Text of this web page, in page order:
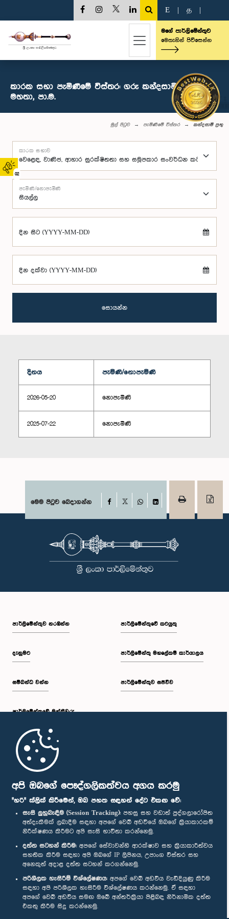
අපි ඔබගේ පෞද්ගලිකත්වය අගය කරමු
"හරි" ක්ලික් කිරීමෙන්, ඔබ පහත සඳහන් දේට එකඟ වේ:
සැසි ලුහුබැඳීම (Session Tracking): පහසු සහ වඩාත් පුද්ගලාරෝපිත
අත්දැකීමක් ලබාදීම සඳහා අපගේ වෙබ් අඩවියේ ඔබගේ ක්‍රියාකාරකම්
නිරීක්ෂණය කිරීමට අපි සැසි භාවිතා කරන්නෙමු.
දත්ත සටහන් කිරීම: අපගේ සේවාවන්හි ආරක්ෂාව සහ ක්‍රියාකාරීත්වය
සහතික කිරීම සඳහා අපි ඔබගේ IP ලිපිනය, උපාංග විස්තර සහ
අනෙකුත් අදාළ දත්ත සටහන් කරගන්නෙමු.
පරිශීලක හැසිරීම් විශ්ලේෂණය: අපගේ වෙබ් අඩවිය වැඩිදියුණු කිරීම
සඳහා අපි පරිශීලක හැසිරීම විශ්ලේෂණය කරන්නෙමු. ඒ සඳහා
අපගේ වෙබ් අඩවිය සමඟ ඔබේ අන්තර්ක්‍රියා පිළිබඳ නිර්නාමික දත්ත
එකතු කිරීම සිදු කරන්නෙමු.
02
E த
මගේ පාර්ලිමේන්තුව
මෙතැනින් පිවිසෙන්න
කාරක සභා පැමිණීමේ විස්තර: ගරු කන්දසාමි ප්‍රභු
මහතා, පා.ම.
මුල් පිටුව පැමිණීමේ විස්තර කන්දසාමි ප්‍රභු
කාරක සභාව
පැමිණි/නොපැමිණි
දින සිට (YYYY-MM-DD)
දින දක්වා (YYYY-MM-DD)
සොයන්න
දිනය පැමිණි/නොපැමිණි
2026-05-20 නොපැමිණි
2025-07-22 නොපැමිණි
මෙම පිටුව බෙදාගන්න Facebook
WhatsAppLinkedIn
පාර්ලි‌මේන්තුව නරඹන්න
දැනුමට
සම්බන්ධ වන්න
පාර්ලි‌මේන්තුවේ මන්ත්‍රීවරු
මුල් පිටුව
පාර්ලිමේන්තුවේ කටයුතු
පාර්ලිමේන්තු මහලේකම් කාර්යාලය
පාර්ලිමේන්තුව සජීවීව
පාර්ලිමේන්තු ජංගම යෙදුම
අප හා සම්බන්ධ වී සිටින්න :
සම්මාන
පෞද්ගලිකත්ව ප්‍රතිපත්තිය